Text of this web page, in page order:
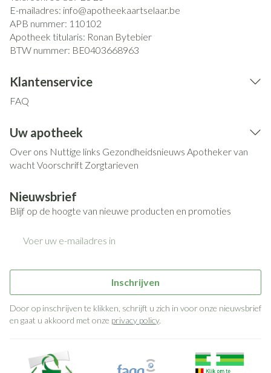
E-mailadres: info@apotheekaartselaar.be
APB nummer: 110102
Apotheek titularis: Ronan Bytebier
BTW nummer: BE0403668963
Klantenservice
FAQ
Uw apotheek
Over ons Nuttige links Gezondheidsnieuws Apotheker van
wachtVoorschrift Zorgtarieven
Nieuwsbrief
Blijf op de hoogte van nieuwe producten en promoties
Inschrijven
Door op inschrijven te klikken, schrijft u zich in voor onze nieuwsbrief
en gaat u akkoord met onze privacy policy.